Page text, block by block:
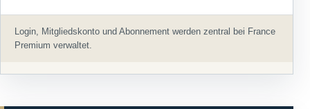
Login, Mitgliedskonto und Abonnement werden zentral bei France
Premium verwaltet.